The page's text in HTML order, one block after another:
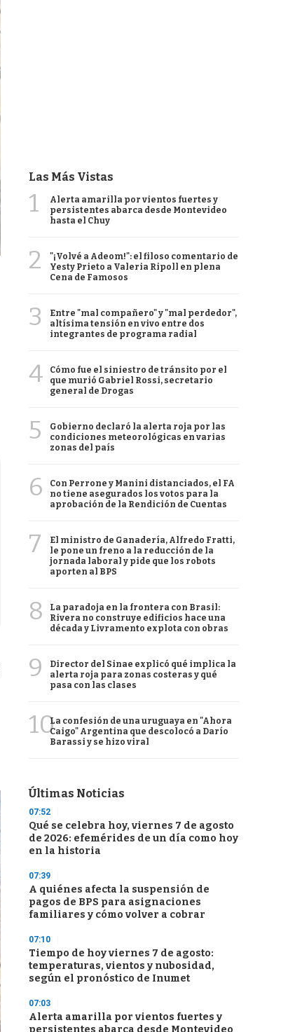
Las Más Vistas
1
Alerta amarilla por vientos fuertes y
persistentes abarca desde Montevideo
hasta el Chuy
2
"¡Volvé a Adeom!": el filoso comentario de
Yesty Prieto a Valeria Ripoll en plena
Cena de Famosos
3
Entre "mal compañero" y "mal perdedor",
altísima tensión en vivo entre dos
integrantes de programa radial
4
Cómo fue el siniestro de tránsito por el
que murió Gabriel Rossi, secretario
general de Drogas
5
Gobierno declaró la alerta roja por las
condiciones meteorológicas en varias
zonas del país
6
Con Perrone y Manini distanciados, el FA
no tiene asegurados los votos para la
aprobación de la Rendición de Cuentas
7
El ministro de Ganadería, Alfredo Fratti,
le pone un freno a la reducción de la
jornada laboral y pide que los robots
aporten al BPS
8
La paradoja en la frontera con Brasil:
Rivera no construye edificios hace una
década y Livramento explota con obras
9
Director del Sinae explicó qué implica la
alerta roja para zonas costeras y qué
pasa con las clases
10La confesión de una uruguaya en "Ahora
Caigo" Argentina que descolocó a Darío
Barassi y se hizo viral
Últimas Noticias
07:52
Qué se celebra hoy, viernes 7 de agosto
de 2026: efemérides de un día como hoy
en la historia
07:39
A quiénes afecta la suspensión de
pagos de BPS para asignaciones
familiares y cómo volver a cobrar
07:10
Tiempo de hoy viernes 7 de agosto:
temperaturas, vientos y nubosidad,
según el pronóstico de Inumet
07:03
Alerta amarilla por vientos fuertes y
persistentes abarca desde Montevideo